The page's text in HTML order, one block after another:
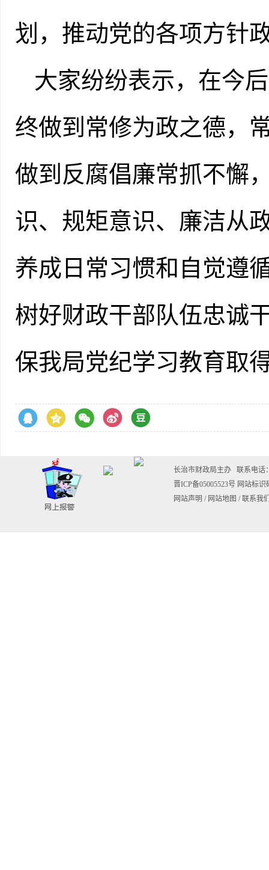
划，推动党的各项方针
大家纷纷表示，在今
终做到常修为政之德，
做到反腐倡廉常抓不懈
识、规矩意识、廉洁从
养成日常习惯和自觉遵
树好财政干部队伍忠诚
保我局党纪学习教育取
长治市财政局主办 联系电话
晋ICP备05005523号 网站标识
网站声明 / 网站地图 / 联系我